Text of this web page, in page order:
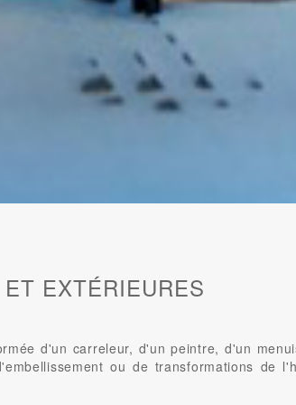
EXTÉRIEURES
d'un carreleur, d'un peintre, d'un
ou de transformations de